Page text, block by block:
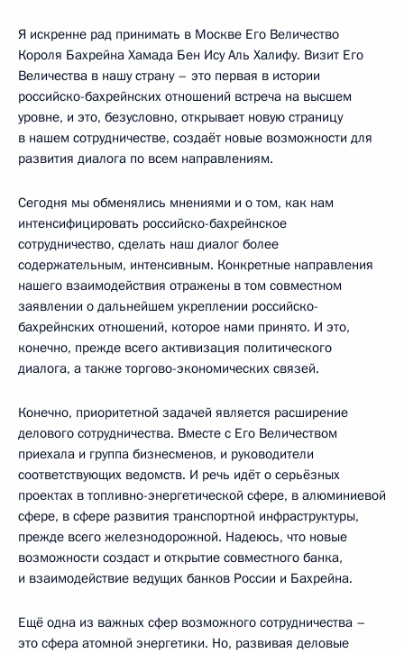
Я искренне рад принимать в Москве Его Величество
Короля Бахрейна Хамада Бен Ису Аль Халифу. Визит Его
Величества в нашу страну – это первая в истории
российско-бахрейнских отношений встреча на высшем
уровне, и это, безусловно, открывает новую страницу
в нашем сотрудничестве, создаёт новые возможности для
развития диалога по всем направлениям.
Сегодня мы обменялись мнениями и о том, как нам
интенсифицировать российско-бахрейнское
сотрудничество, сделать наш диалог более
содержательным, интенсивным. Конкретные направления
нашего взаимодействия отражены в том совместном
заявлении о дальнейшем укреплении российско-
бахрейнских отношений, которое нами принято. И это,
конечно, прежде всего активизация политического
диалога, а также торгово-экономических связей.
Конечно, приоритетной задачей является расширение
делового сотрудничества. Вместе с Его Величеством
приехала и группа бизнесменов, и руководители
соответствующих ведомств. И речь идёт о серьёзных
проектах в топливно-энергетической сфере, в алюминиевой
сфере, в сфере развития транспортной инфраструктуры,
прежде всего железнодорожной. Надеюсь, что новые
возможности создаст и открытие совместного банка,
и взаимодействие ведущих банков России и Бахрейна.
Ещё одна из важных сфер возможного сотрудничества –
это сфера атомной энергетики. Но, развивая деловые